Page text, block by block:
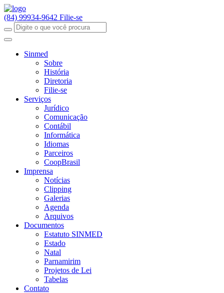
(84) 99934-9642 Filie-se
Sinmed
Sobre
História
Diretoria
Filie-se
Serviços
Jurídico
Comunicação
Contábil
Informática
Idiomas
Parceiros
CoopBrasil
Imprensa
Notícias
Clipping
Galerias
Agenda
Arquivos
Documentos
Estatuto SINMED
Estado
Natal
Parnamirim
Projetos de Lei
Tabelas
Contato